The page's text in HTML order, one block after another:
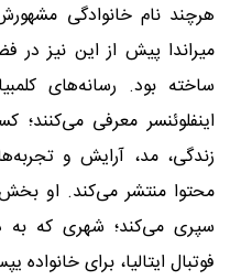
هرچند نام خانوادگی
میراندا پیش از این نیز
ساخته بود. رسانه‌های
اینفلوئنسر معرفی
زندگی، مد، آرایش و
محتوا منتشر می‌کند. او
سپری می‌کند؛ شهری که
فوتبال ایتالیا، برای